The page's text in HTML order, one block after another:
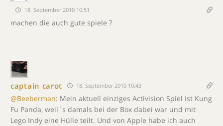
18. September 2010 10:51
machen die auch gute spiele ?
captain carot 18. September 2010 10:43
@Beeberman: Mein aktuell einziges Activision Spiel ist Kung
Fu Panda, weil´s damals bei der Box dabei war und mit
Lego Indy eine Hülle teilt. Und von Apple habe ich auch